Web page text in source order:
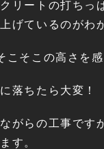
リートの打ちっ
げているのがわ
こそこの高さを感
落ちたら大変！
がらの工事です
す。